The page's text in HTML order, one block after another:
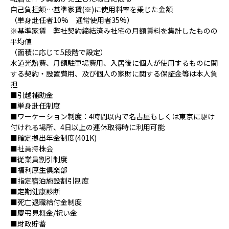
自己負担額…基準家賃(※)に使用料率を乗じた金額
（単身赴任者10% 通常使用者35%）
※基準家賃 弊社契約締結済み社宅の月額賃料を集計したものの
平均値
（面積に応じて5段階で設定）
水道光熱費、月額駐車場費用、入居後に個人が使用するものに関
する契約・設置費用、及び個人の家財に関する保証金等は本人負
担
■引越補助金
■単身赴任制度
■ワーケーション制度：4時間以内で名古屋もしくは東京に駆け
付けれる場所、4日以上の連休取得時に利用可能
■確定拠出年金制度(401K)
■社員持株会
■従業員割引制度
■福利厚生俱楽部
■指定宿泊施設割引制度
■定期健康診断
■死亡退職給付金制度
■慶弔見舞金/祝い金
■財政貯蓄